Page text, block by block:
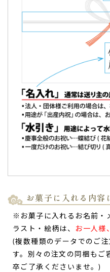
会社での表彰式の記念
会社での表彰式の記念品とし
バームクーヘンに綺麗にタ
変喜ばれております。
味もとてもしっとりとして
発注担当の私も頂きました
いました。（KM様）
ご購入頂いた商品：オリジナ
いい甘さで食べやすく
セージもとても可愛くて
バウムクーヘンを購入させて
お菓子に入れる内容
※お菓子に入れるお名前・
ラスト・絵柄は、
お一人様
(複数種類のデータでのご
す。別々の注文の同梱もご
卒ご了承くださいませ。)